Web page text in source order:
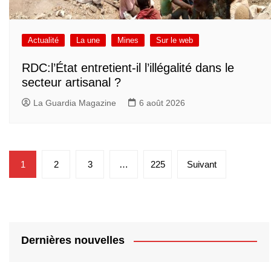
Actualité La une Mines Sur le web
RDC:l’État entretient-il l’illégalité dans le
secteur artisanal ?
La Guardia Magazine 6 août 2026
Pagination
des
1 2 3 … 225 Suivant
Dernières nouvelles